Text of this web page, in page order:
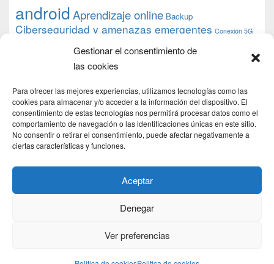
Gestionar el consentimiento de
las cookies
Para ofrecer las mejores experiencias, utilizamos tecnologías como las
cookies para almacenar y/o acceder a la información del dispositivo. El
consentimiento de estas tecnologías nos permitirá procesar datos como el
comportamiento de navegación o las identificaciones únicas en este sitio.
No consentir o retirar el consentimiento, puede afectar negativamente a
ciertas características y funciones.
Aceptar
Denegar
Ver preferencias
androidAprendizaje online Backup
Ciberseguridad y amenazas emergentes Conexión 5G
datos debian desarrollo web
Formación Google
iphone
proyecto PS4 python Raspberryraspberrypi
raspbian review Servidor Web Sostenibilidad
tecnológicaTecnología torrent
transmissiontutorial ubuntu server Windows
Theme: Catch Box byCatch Themes